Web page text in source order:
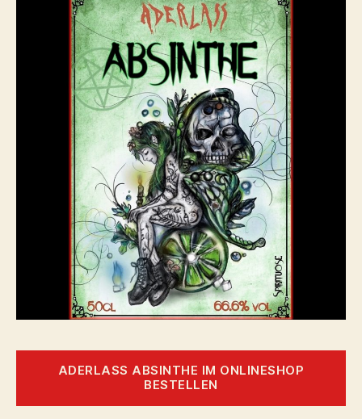
ADERLASS ABSINTHE IM ONLINESHOP
BESTELLEN